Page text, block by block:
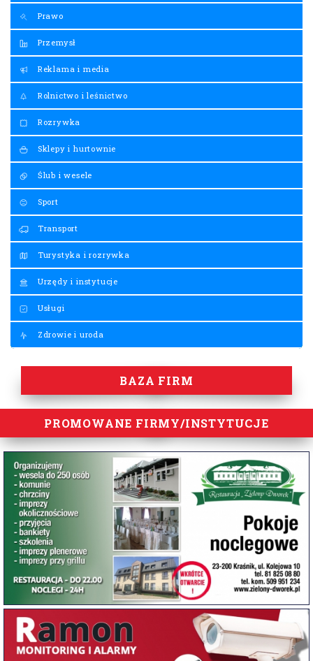
Prawo
Przemysł
Reklama i media
Rolnictwo i leśnictwo
Rozrywka
Sklepy i hurtownie
Ślub i wesele
Sport
Transport
Turystyka i rozrywka
Urzędy i instytucje
Usługi
Zdrowie i uroda
BAZA FIRM
PROMOWANE FIRMY/INSTYTUCJE